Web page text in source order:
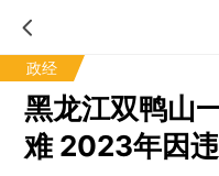
政经
黑龙江双鸭山
难 2023年因